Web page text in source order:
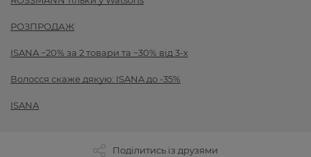
РОЗПРОДАЖ
ISANA −20% за 2 товари та −30% від 3-х
Волосся скаже дякую: ISANA до -35%
ISANA
Поділитись із друзями